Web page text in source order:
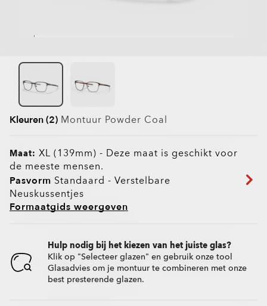
Kleuren (2) Montuur Powder Coal
Maat: XL (139mm) - Deze maat is geschikt voor
de meeste mensen.
Pasvorm Standaard - Verstelbare
Neuskussentjes
Formaatgids weergeven
Hulp nodig bij het kiezen van het juiste glas?
Klik op "Selecteer glazen" en gebruik onze tool
Glasadvies om je montuur te combineren met onze
best presterende glazen.